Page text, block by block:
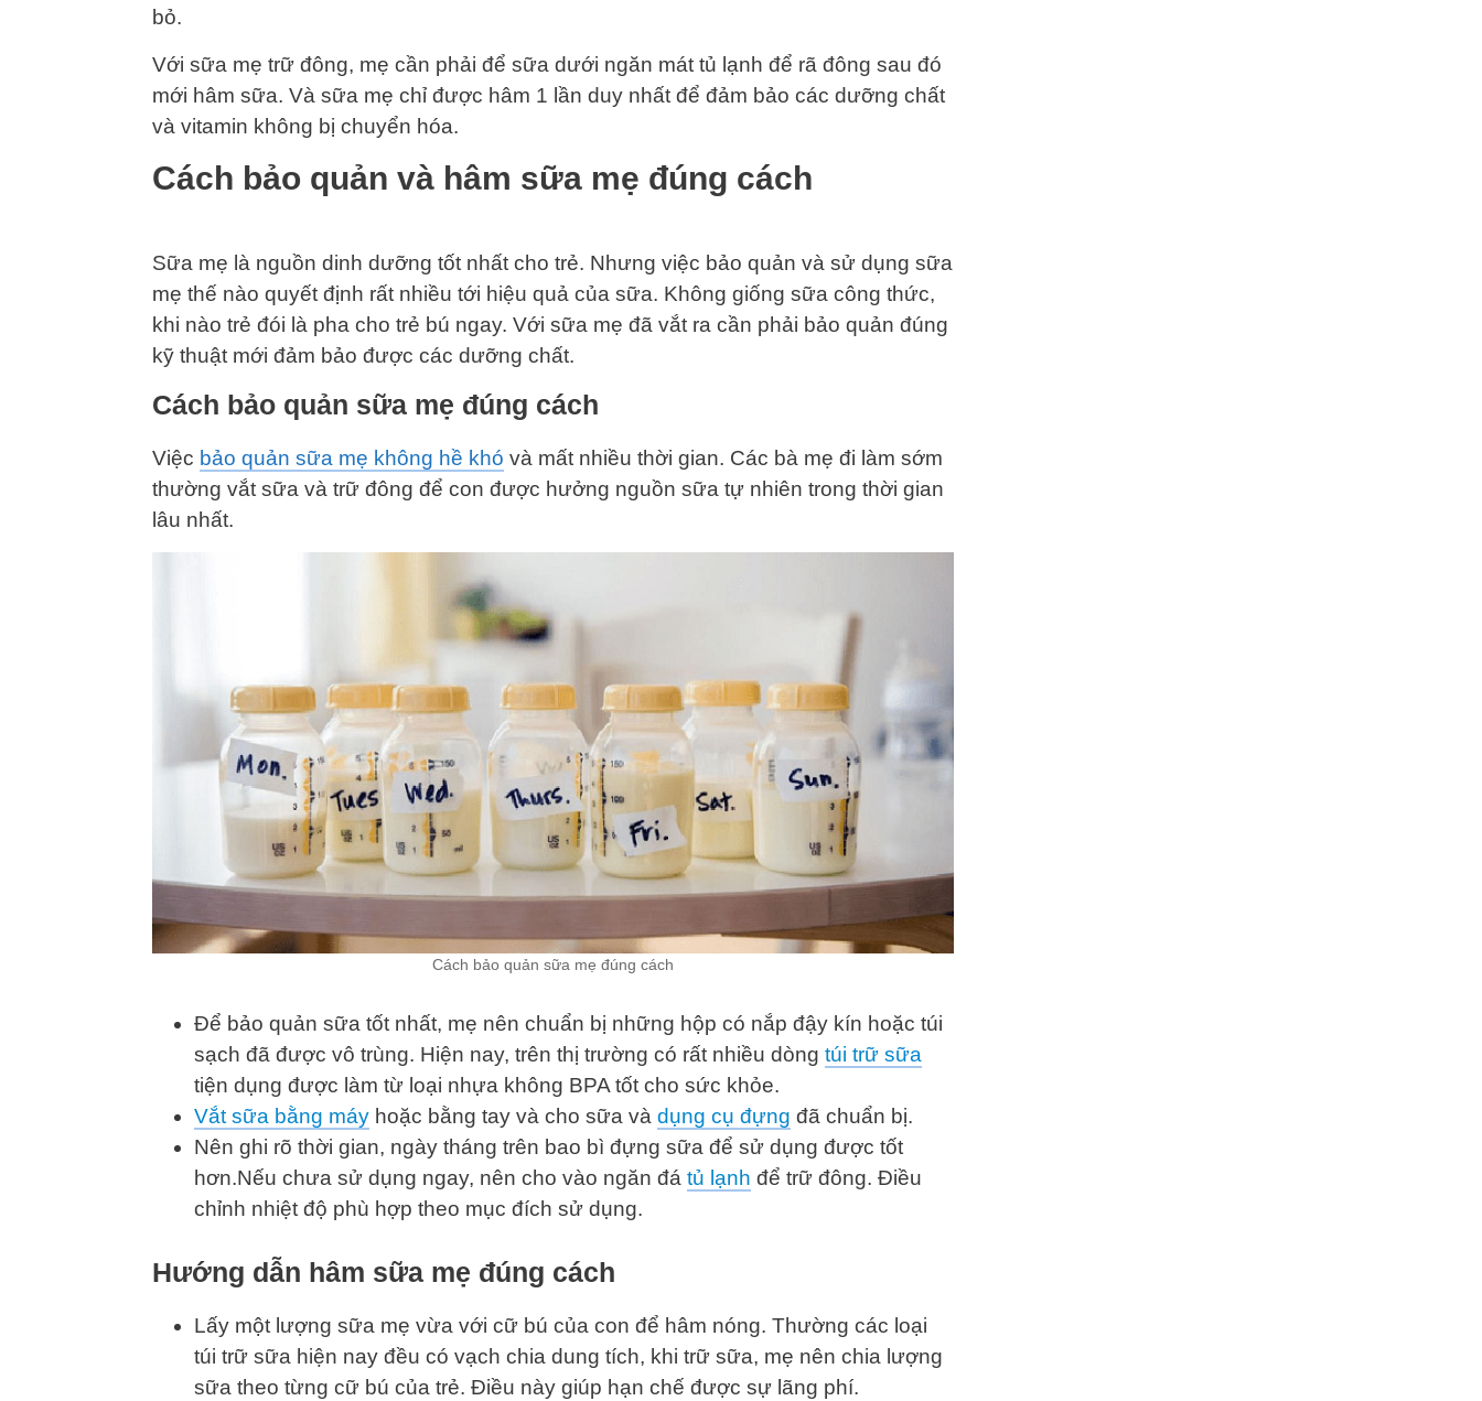
bỏ.
Với sữa mẹ trữ đông, mẹ cần phải để sữa dưới ngăn mát tủ lạnh để rã đông sau đó
mới hâm sữa. Và sữa mẹ chỉ được hâm 1 lần duy nhất để đảm bảo các dưỡng chất
và vitamin không bị chuyển hóa.
Cách bảo quản và hâm sữa mẹ đúng cách
Sữa mẹ là nguồn dinh dưỡng tốt nhất cho trẻ. Nhưng việc bảo quản và sử dụng sữa
mẹ thế nào quyết định rất nhiều tới hiệu quả của sữa. Không giống sữa công thức,
khi nào trẻ đói là pha cho trẻ bú ngay. Với sữa mẹ đã vắt ra cần phải bảo quản đúng
kỹ thuật mới đảm bảo được các dưỡng chất.
Cách bảo quản sữa mẹ đúng cách
Việc bảo quản sữa mẹ không hề khó và mất nhiều thời gian. Các bà mẹ đi làm sớm
thường vắt sữa và trữ đông để con được hưởng nguồn sữa tự nhiên trong thời gian
lâu nhất.
Cách bảo quản sữa mẹ đúng cách
Để bảo quản sữa tốt nhất, mẹ nên chuẩn bị những hộp có nắp đậy kín hoặc túi
sạch đã được vô trùng. Hiện nay, trên thị trường có rất nhiều dòng túi trữ sữa
tiện dụng được làm từ loại nhựa không BPA tốt cho sức khỏe.
Vắt sữa bằng máy hoặc bằng tay và cho sữa và dụng cụ đựng đã chuẩn bị.
Nên ghi rõ thời gian, ngày tháng trên bao bì đựng sữa để sử dụng được tốt
hơn.Nếu chưa sử dụng ngay, nên cho vào ngăn đá tủ lạnh để trữ đông. Điều
chỉnh nhiệt độ phù hợp theo mục đích sử dụng.
Hướng dẫn hâm sữa mẹ đúng cách
Lấy một lượng sữa mẹ vừa với cữ bú của con để hâm nóng. Thường các loại
túi trữ sữa hiện nay đều có vạch chia dung tích, khi trữ sữa, mẹ nên chia lượng
sữa theo từng cữ bú của trẻ. Điều này giúp hạn chế được sự lãng phí.